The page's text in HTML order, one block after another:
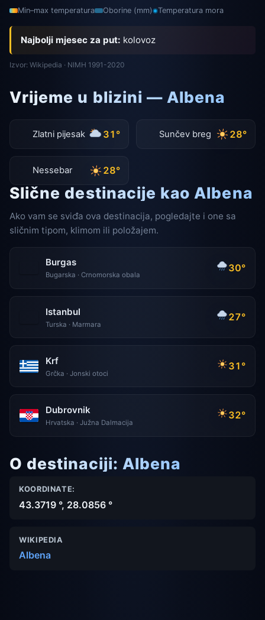
Min–max temperatura Oborine (mm) Temperatura mora
Najbolji mjesec za put: kolovoz
Izvor: Wikipedia · NIMH 1991-2020
Vrijeme u blizini — Albena
Zlatni pijesak 31° Sunčev breg 28°
Nessebar 28°
Slične destinacije kao Albena
Ako vam se sviđa ova destinacija, pogledajte i one sa
sličnim tipom, klimom ili položajem.
Burgas
Bugarska · Crnomorska obala
30°
Istanbul
Turska · Marmara
27°
Krf
Grčka · Jonski otoci
31°
Dubrovnik
Hrvatska · Južna Dalmacija
32°
O destinaciji: Albena
KOORDINATE:
43.3719 °, 28.0856 °
WIKIPEDIA
Albena